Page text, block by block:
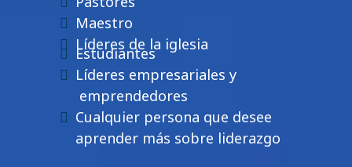
Maestro
Líderes de la iglesia
Estudiantes
Líderes empresariales y
emprendedores
Cualquier persona que desee
aprender más sobre liderazgo